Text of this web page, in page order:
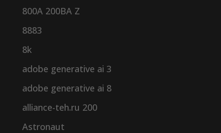
800A 200BA Z
8883
8k
adobe generative ai 3
adobe generative ai 8
alliance-teh.ru 200
Astronaut